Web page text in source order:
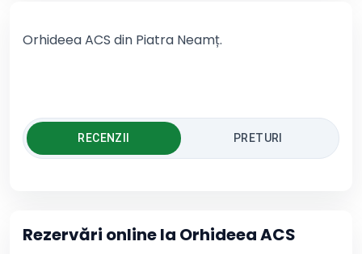
Orhideea ACS din Piatra Neamț.
RECENZII PRETURI
Rezervări online la Orhideea ACS